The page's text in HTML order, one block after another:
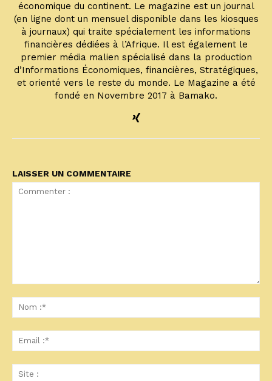
économique du continent. Le magazine est un journal
(en ligne dont un mensuel disponible dans les kiosques
à journaux) qui traite spécialement les informations
financières dédiées à l’Afrique. Il est également le
premier média malien spécialisé dans la production
d’Informations Économiques, financières, Stratégiques,
et orienté vers le reste du monde. Le Magazine a été
fondé en Novembre 2017 à Bamako.
LAISSER UN COMMENTAIRE
:*
:*